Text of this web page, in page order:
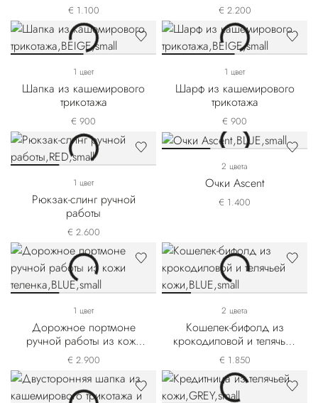
€ 1.100 € 2.200
1 цвет
Шапка из кашемирового
трикотажа
€ 900
1 цвет
Шарф из кашемирового
трикотажа
€ 900
1 цвет
Рюкзак-слинг ручной
работы
€ 2.600
2 цвета
Очки Ascent
€ 1.400
1 цвет
Дорожное портмоне
ручной работы из кожи
теленка
€ 2.900
2 цвета
Кошелек-бифолд из
крокодиловой и телячьей
кожи
€ 1.850